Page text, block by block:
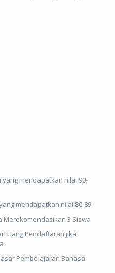
yang mendapatkan nilai 90-
mendapatkan nilai 80-89
Merekomendasikan 3 Siswa
Uang Pendaftaran jika
Pembelajaran Bahasa